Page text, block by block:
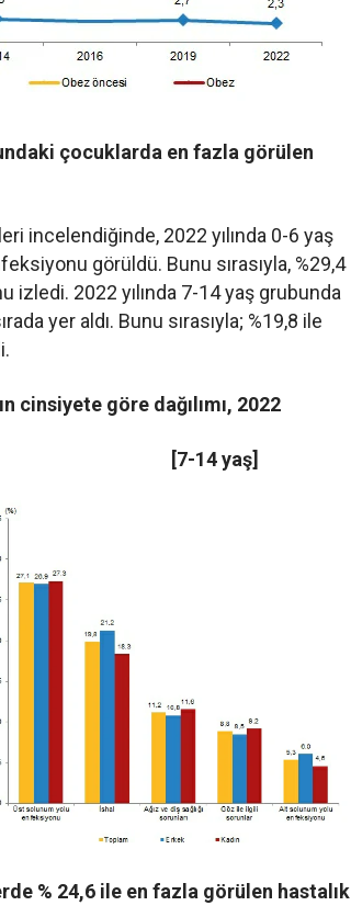
çocuklarda en fazla görülen
incelendiğinde, 2022 yılında 0-6 yaş
görüldü. Bunu sırasıyla, %29,4
2022 yılında 7-14 yaş grubunda
yer aldı. Bunu sırasıyla; %19,8 ile
cinsiyete göre dağılımı, 2022
yaş]
% 24,6 ile en fazla görülen hastalık